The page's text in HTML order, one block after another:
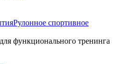
Рулонное спортивное
функционального тренинга